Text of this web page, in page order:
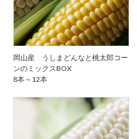
岡山産 うしまどんなと桃太郎コー
ンのミックスBOX
8本～12本